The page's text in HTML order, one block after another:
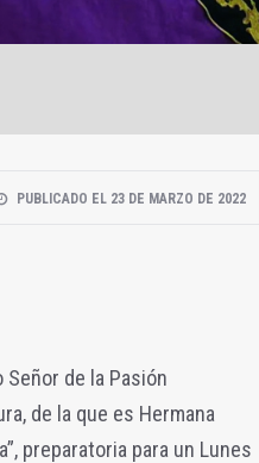
PUBLICADO EL 23 DE MARZO DE 2022
de la Pasión
de la que es Hermana
preparatoria para un Lunes